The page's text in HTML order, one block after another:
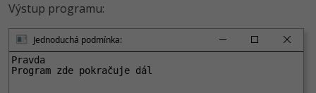
Marketing
WordPress
Adobe Lightroom -30%
Kariéra
Pro firmy
Výstup programu:
Jednoduchá podmínka:
Pravda
Program zde pokračuje dál